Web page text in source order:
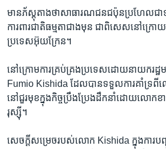
មាន​ភ័ស្តុតាងថា​សាធារណជន​ជប៉ុនប្រហែល​ជ
ការពារ​ជាតិ​ធម្មតា​ជាង​មុន​ ​ជាពិសេសនៅ​ក្រ
ប្រទេស​អ៊ុយក្រែន។
នៅ​ក្រោមការ​គ្រប់គ្រង​ប្រទេស​ដោយ​នាយករដ្ឋម
Fumio Kishida ដែលបាន​ទទួល​ការ​គាំទ្រ​
នៅ​ជួរ​មុខ​ក្នុង​កិច្ច​ប្រឹងប្រែង​ដឹកនាំ​ដោយលោក​ខ
រុស្ស៊ី។
សេចក្តីសម្រេច​របស់លោក​ Kishida ក្នុង​កា